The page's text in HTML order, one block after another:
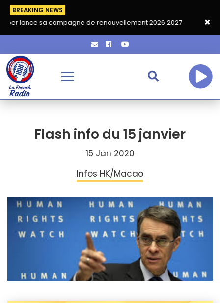
BREAKING NEWS
campagne de renouvellement 2026‑2027 Grand café de
Flash info du 15 janvier
15 Jan 2020
Infos HK/Macao